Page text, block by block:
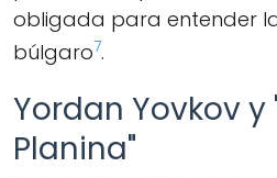
obligada para entender
búlgaro7.
Yordan Yovkov
Planina"